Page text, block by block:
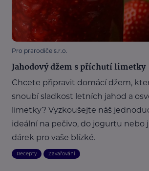
Pro prarodiče s.r.o.
Jahodový džem s příchutí limetky
Chcete připravit domácí džem,
snoubí sladkost letních jahod a
limetky? Vyzkoušejte náš
ideální na pečivo, do jogurtu nebo
dárek pro vaše blízké.
Recepty Zavařování